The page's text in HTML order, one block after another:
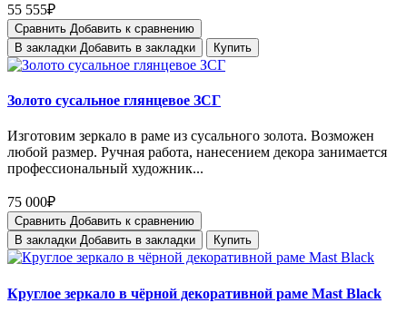
55 555₽
Сравнить Добавить к сравнению
В закладки Добавить в закладки Купить
Золото сусальное глянцевое ЗСГ
Изготовим зеркало в раме из сусального золота. Возможен
любой размер. Ручная работа, нанесением декора занимается
профессиональный художник...
75 000₽
Сравнить Добавить к сравнению
В закладки Добавить в закладки Купить
Круглое зеркало в чёрной декоративной раме Mast Black